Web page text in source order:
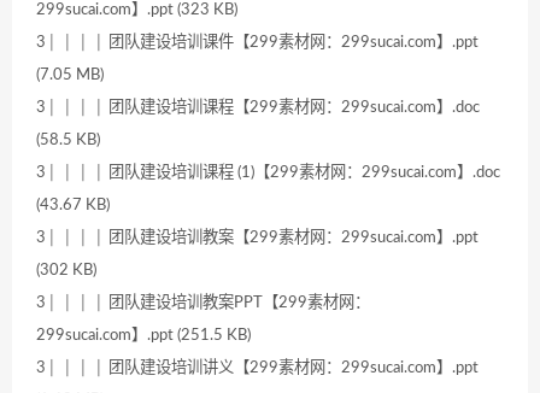
299sucai.com】.ppt (323 KB)
3│ │ │ │ 团队建设培训课件【299素材网：299sucai.com】.ppt
(7.05 MB)
3│ │ │ │ 团队建设培训课程【299素材网：299sucai.com】.doc
(58.5 KB)
3│ │ │ │ 团队建设培训课程 (1)【299素材网：299sucai.com】.doc
(43.67 KB)
3│ │ │ │ 团队建设培训教案【299素材网：299sucai.com】.ppt
(302 KB)
3│ │ │ │ 团队建设培训教案PPT【299素材网：
299sucai.com】.ppt (251.5 KB)
3│ │ │ │ 团队建设培训讲义【299素材网：299sucai.com】.ppt